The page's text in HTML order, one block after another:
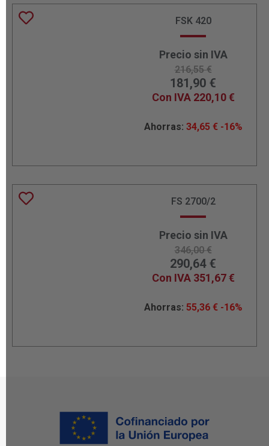
FSK 420
Precio sin IVA
216,55€
181,90 €
Con IVA 220,10€
Ahorras: 34,65 € -16%
FS 2700/2
Precio sin IVA
346,00€
290,64 €
Con IVA 351,67€
Ahorras: 55,36 € -16%